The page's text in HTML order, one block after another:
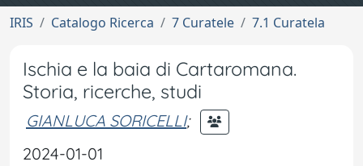
IRIS Catalogo Ricerca 7 Curatele 7.1 Curatela
Ischia e la baia di Cartaromana.
Storia, ricerche, studi
GIANLUCA SORICELLI;
2024-01-01